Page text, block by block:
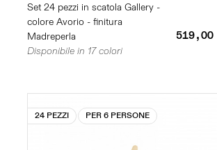
Set 24 pezzi in scatola Gallery -
colore Avorio - finitura
Madreperla
Disponibile in 17 colori
24 PEZZI PER 6 PERSONE